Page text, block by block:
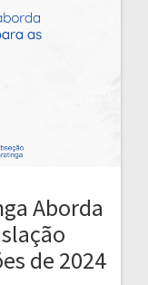
Aborda
de 2024